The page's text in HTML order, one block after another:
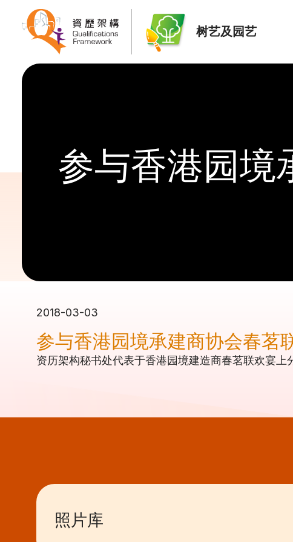
树艺及园艺
参与香港园境
2018-03-03
参与香港园境承建商协会春茗
资历架构秘书处代表于香港园境建造商春茗联欢宴上
照片库